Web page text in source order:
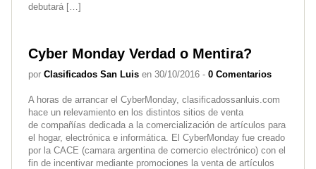
debutará […]
Cyber Monday Verdad o Mentira?
por Clasificados San Luis en 30/10/2016 - 0 Comentarios
A horas de arrancar el CyberMonday, clasificadossanluis.com
hace un relevamiento en los distintos sitios de venta
de compañías dedicada a la comercialización de artículos para
el hogar, electrónica e informática. El CyberMonday fue creado
por la CACE (camara argentina de comercio electrónico) con el
fin de incentivar mediante promociones la venta de artículos